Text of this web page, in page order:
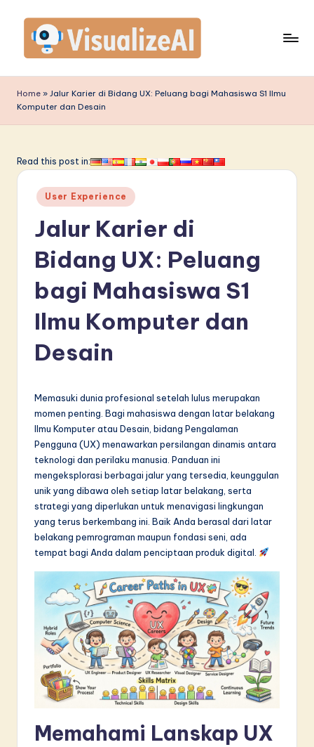
content
is
u
li
A
si
L
Home » Jalur Karier di Bidang UX: Peluang bagi Mahasiswa S1 Ilmu
Komputer dan Desain
Read this post in:
Posted
in
User Experience
Jalur Karier di
Bidang UX: Peluang
bagi Mahasiswa S1
Ilmu Komputer dan
Desain
Memasuki dunia profesional setelah lulus merupakan
momen penting. Bagi mahasiswa dengan latar belakang
Ilmu Komputer atau Desain, bidang Pengalaman
Pengguna (UX) menawarkan persilangan dinamis antara
teknologi dan perilaku manusia. Panduan ini
mengeksplorasi berbagai jalur yang tersedia, keunggulan
unik yang dibawa oleh setiap latar belakang, serta
strategi yang diperlukan untuk menavigasi lingkungan
yang terus berkembang ini. Baik Anda berasal dari latar
belakang pemrograman maupun fondasi seni, ada
tempat bagi Anda dalam penciptaan produk digital.
Memahami Lanskap UX